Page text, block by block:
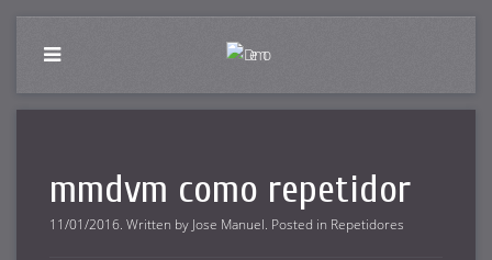
mmdvm como repetidor
11/01/2016. Written by Jose Manuel. Posted in Repetidores